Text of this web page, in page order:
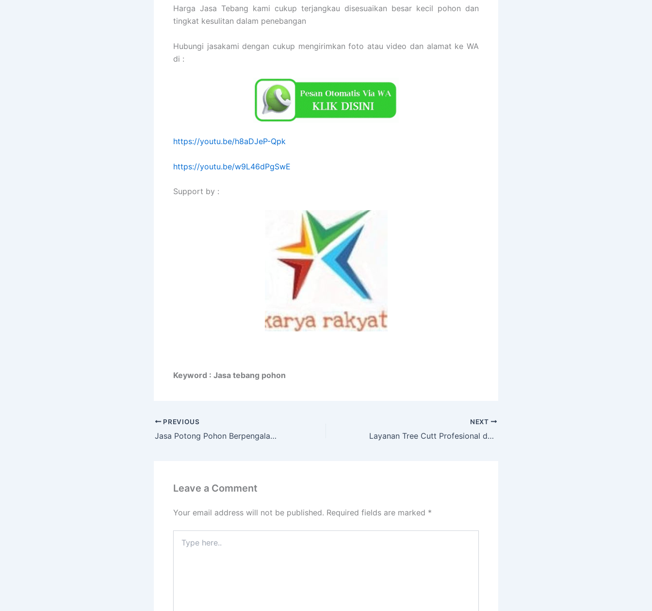
Harga Jasa Tebang kami cukup terjangkau disesuaikan besar kecil pohon dan
tingkat kesulitan dalam penebangan
Hubungi jasakami dengan cukup mengirimkan foto atau video dan alamat ke WA
di :
https://youtu.be/h8aDJeP-Qpk
https://youtu.be/w9L46dPgSwE
Support by :
Keyword : Jasa tebang pohon
PREVIOUS
Jasa Potong Pohon Berpengalaman dengan Peralatan Lengkap GODEAN
NEXT
Layanan Tree Cutt Profesional dengan Peralatan Lengkap TEGALREJO
Leave a Comment
Your email address will not be published. Required fields are marked *
here..